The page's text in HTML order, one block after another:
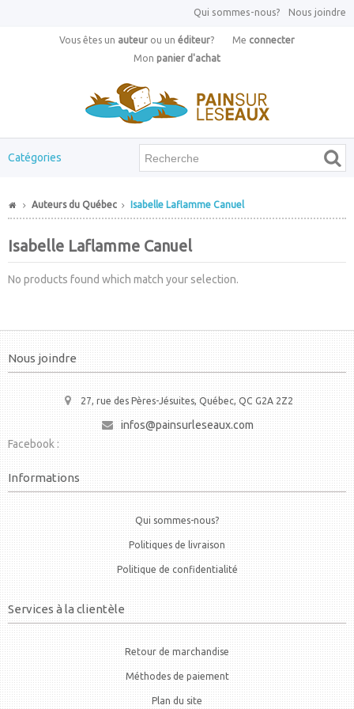
Qui sommes-nous? Nous joindre
Vous êtes un auteur ou un éditeur? Me connecter
Mon panier d'achat
Catégories
Auteurs du Québec Isabelle Laflamme Canuel
Isabelle Laflamme Canuel
No products found which match your selection.
Nous joindre
27, rue des Pères-Jésuites, Québec, QC G2A 2Z2
infos@painsurleseaux.com
Facebook :
Informations
Qui sommes-nous?
Politiques de livraison
Politique de confidentialité
Services à la clientèle
Retour de marchandise
Méthodes de paiement
Plan du site